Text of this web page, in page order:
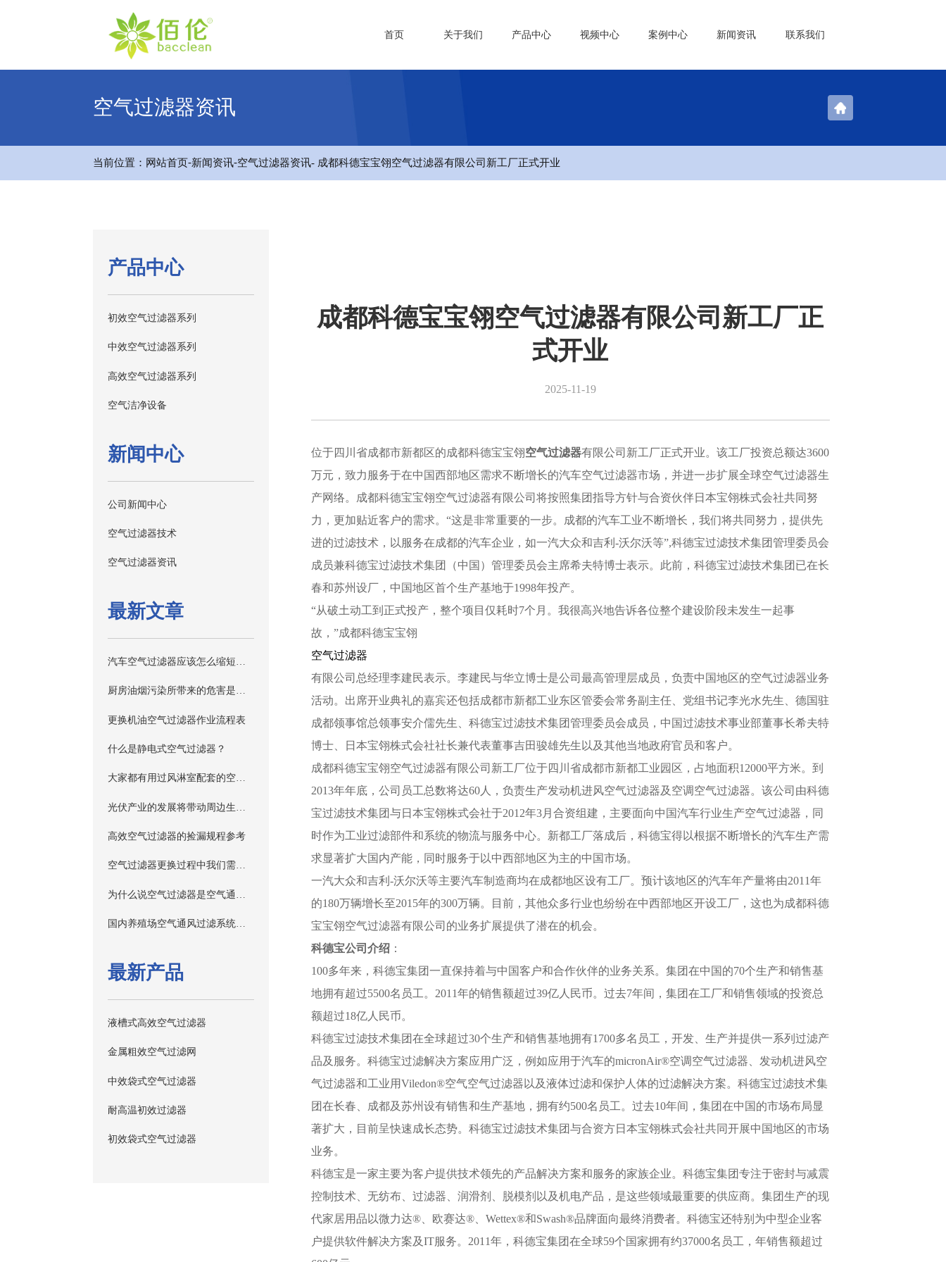
首页 关于我们 产品中心 视频中心 案例中心 新闻资讯 联系我们
空气过滤器资讯
当前位置： 网站首页-新闻资讯-空气过滤器资讯- 成都科德宝宝翎空气过滤器有限公司新工厂正式开业
产品中心
初效空气过滤器系列
中效空气过滤器系列
高效空气过滤器系列
空气洁净设备
新闻中心
公司新闻中心
空气过滤器技术
空气过滤器资讯
最新文章
更换机油空气过滤器作业流程表
什么是静电式空气过滤器？
大家都有用过风淋室配套的空气过滤器吧?
高效空气过滤器的捡漏规程参考
空气过滤器更换过程中我们需要注意哪些事项？
国内养殖场空气通风过滤系统简介
最新产品
液槽式高效空气过滤器
金属粗效空气过滤网
中效袋式空气过滤器
耐高温初效过滤器
初效袋式空气过滤器
成都科德宝宝翎空气过滤器有限公司新工厂正
式开业
2025-11-19
位于四川省成都市新都区的成都科德宝宝翎空气过滤器有限公司新工厂正式开业。该工厂投资总额达3600
万元，致力服务于在中国西部地区需求不断增长的汽车空气过滤器市场，并进一步扩展全球空气过滤器生
产网络。成都科德宝宝翎空气过滤器有限公司将按照集团指导方针与合资伙伴日本宝翎株式会社共同努
力，更加贴近客户的需求。“这是非常重要的一步。成都的汽车工业不断增长，我们将共同努力，提供先
进的过滤技术，以服务在成都的汽车企业，如一汽大众和吉利-沃尔沃等”,科德宝过滤技术集团管理委员会
成员兼科德宝过滤技术集团（中国）管理委员会主席希夫特博士表示。此前，科德宝过滤技术集团已在长
春和苏州设厂，中国地区首个生产基地于1998年投产。
“从破土动工到正式投产，整个项目仅耗时7个月。我很高兴地告诉各位整个建设阶段未发生一起事
故，”成都科德宝宝翎
空气过滤器
有限公司总经理李建民表示。李建民与华立博士是公司最高管理层成员，负责中国地区的空气过滤器业务
活动。出席开业典礼的嘉宾还包括成都市新都工业东区管委会常务副主任、党组书记李光水先生、德国驻
成都领事馆总领事安介儒先生、科德宝过滤技术集团管理委员会成员，中国过滤技术事业部董事长希夫特
博士、日本宝翎株式会社社长兼代表董事吉田骏雄先生以及其他当地政府官员和客户。
成都科德宝宝翎空气过滤器有限公司新工厂位于四川省成都市新都工业园区，占地面积12000平方米。到
2013年年底，公司员工总数将达60人，负责生产发动机进风空气过滤器及空调空气过滤器。该公司由科德
宝过滤技术集团与日本宝翎株式会社于2012年3月合资组建，主要面向中国汽车行业生产空气过滤器，同
时作为工业过滤部件和系统的物流与服务中心。新都工厂落成后，科德宝得以根据不断增长的汽车生产需
求显著扩大国内产能，同时服务于以中西部地区为主的中国市场。
一汽大众和吉利-沃尔沃等主要汽车制造商均在成都地区设有工厂。预计该地区的汽车年产量将由2011年
的180万辆增长至2015年的300万辆。目前，其他众多行业也纷纷在中西部地区开设工厂，这也为成都科德
宝宝翎空气过滤器有限公司的业务扩展提供了潜在的机会。
科德宝公司介绍 ：
100多年来，科德宝集团一直保持着与中国客户和合作伙伴的业务关系。集团在中国的70个生产和销售基
地拥有超过5500名员工。2011年的销售额超过39亿人民币。过去7年间，集团在工厂和销售领域的投资总
额超过18亿人民币。
科德宝过滤技术集团在全球超过30个生产和销售基地拥有1700多名员工，开发、生产并提供一系列过滤产
品及服务。科德宝过滤解决方案应用广泛，例如应用于汽车的micronAir®空调空气过滤器、发动机进风空
气过滤器和工业用Viledon®空气空气过滤器以及液体过滤和保护人体的过滤解决方案。科德宝过滤技术集
团在长春、成都及苏州设有销售和生产基地，拥有约500名员工。过去10年间，集团在中国的市场布局显
著扩大，目前呈快速成长态势。科德宝过滤技术集团与合资方日本宝翎株式会社共同开展中国地区的市场
业务。
科德宝是一家主要为客户提供技术领先的产品解决方案和服务的家族企业。科德宝集团专注于密封与减震
控制技术、无纺布、过滤器、润滑剂、脱模剂以及机电产品，是这些领域最重要的供应商。集团生产的现
代家居用品以微力达®、欧赛达®、Wettex®和Swash®品牌面向最终消费者。科德宝还特别为中型企业客
户提供软件解决方案及IT服务。2011年，科德宝集团在全球59个国家拥有约37000名员工，年销售额超过